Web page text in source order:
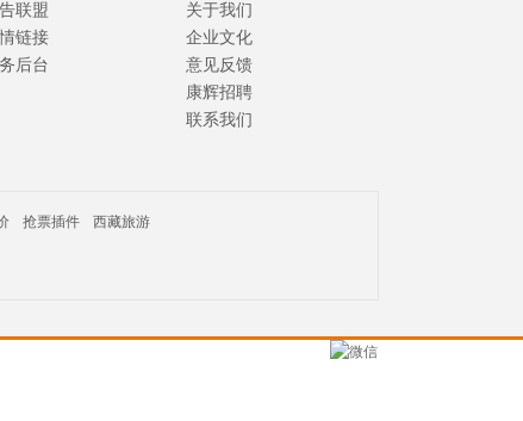
联盟
链接
后台
关于我们
企业文化
意见反馈
康辉招聘
联系我们
抢票插件 西藏旅游